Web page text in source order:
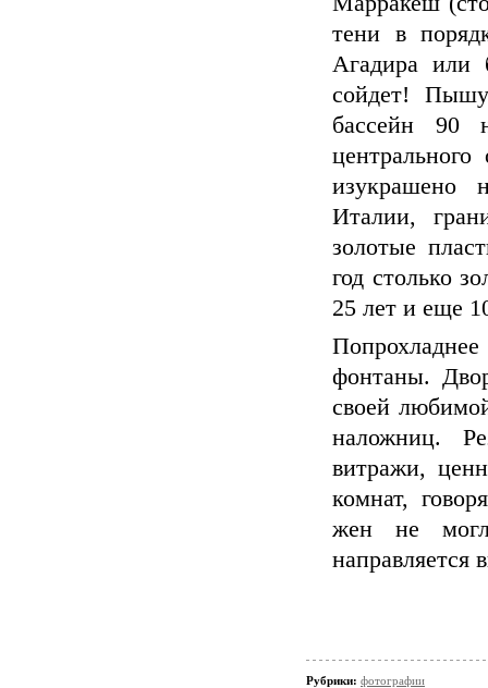
тени в
Агадира или
сойдет!
бассейн 90
изукрашено
Италии,
золотые
год столько
25 лет и еще
фонтаны.
своей
наложниц.
витражи,
комнат,
жен не
направляется
Рубрики: фотографии